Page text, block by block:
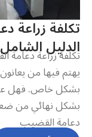
تكلفة زراعة
الدليل
تكلفة زراعة دعامة
يهتم فيها من
بشكل خاص. فهل
بشكل نهائي من
دعامة القضيب